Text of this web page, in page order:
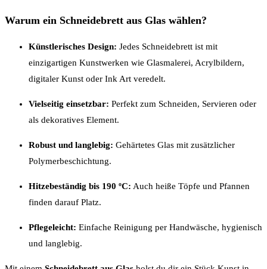
Warum ein Schneidebrett aus Glas wählen?
Künstlerisches Design: Jedes Schneidebrett ist mit
einzigartigen Kunstwerken wie Glasmalerei, Acrylbildern,
digitaler Kunst oder Ink Art veredelt.
Vielseitig einsetzbar: Perfekt zum Schneiden, Servieren oder
als dekoratives Element.
Robust und langlebig: Gehärtetes Glas mit zusätzlicher
Polymerbeschichtung.
Hitzebeständig bis 190 ºC: Auch heiße Töpfe und Pfannen
finden darauf Platz.
Pflegeleicht: Einfache Reinigung per Handwäsche, hygienisch
und langlebig.